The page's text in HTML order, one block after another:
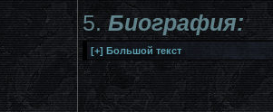
5.Биография: